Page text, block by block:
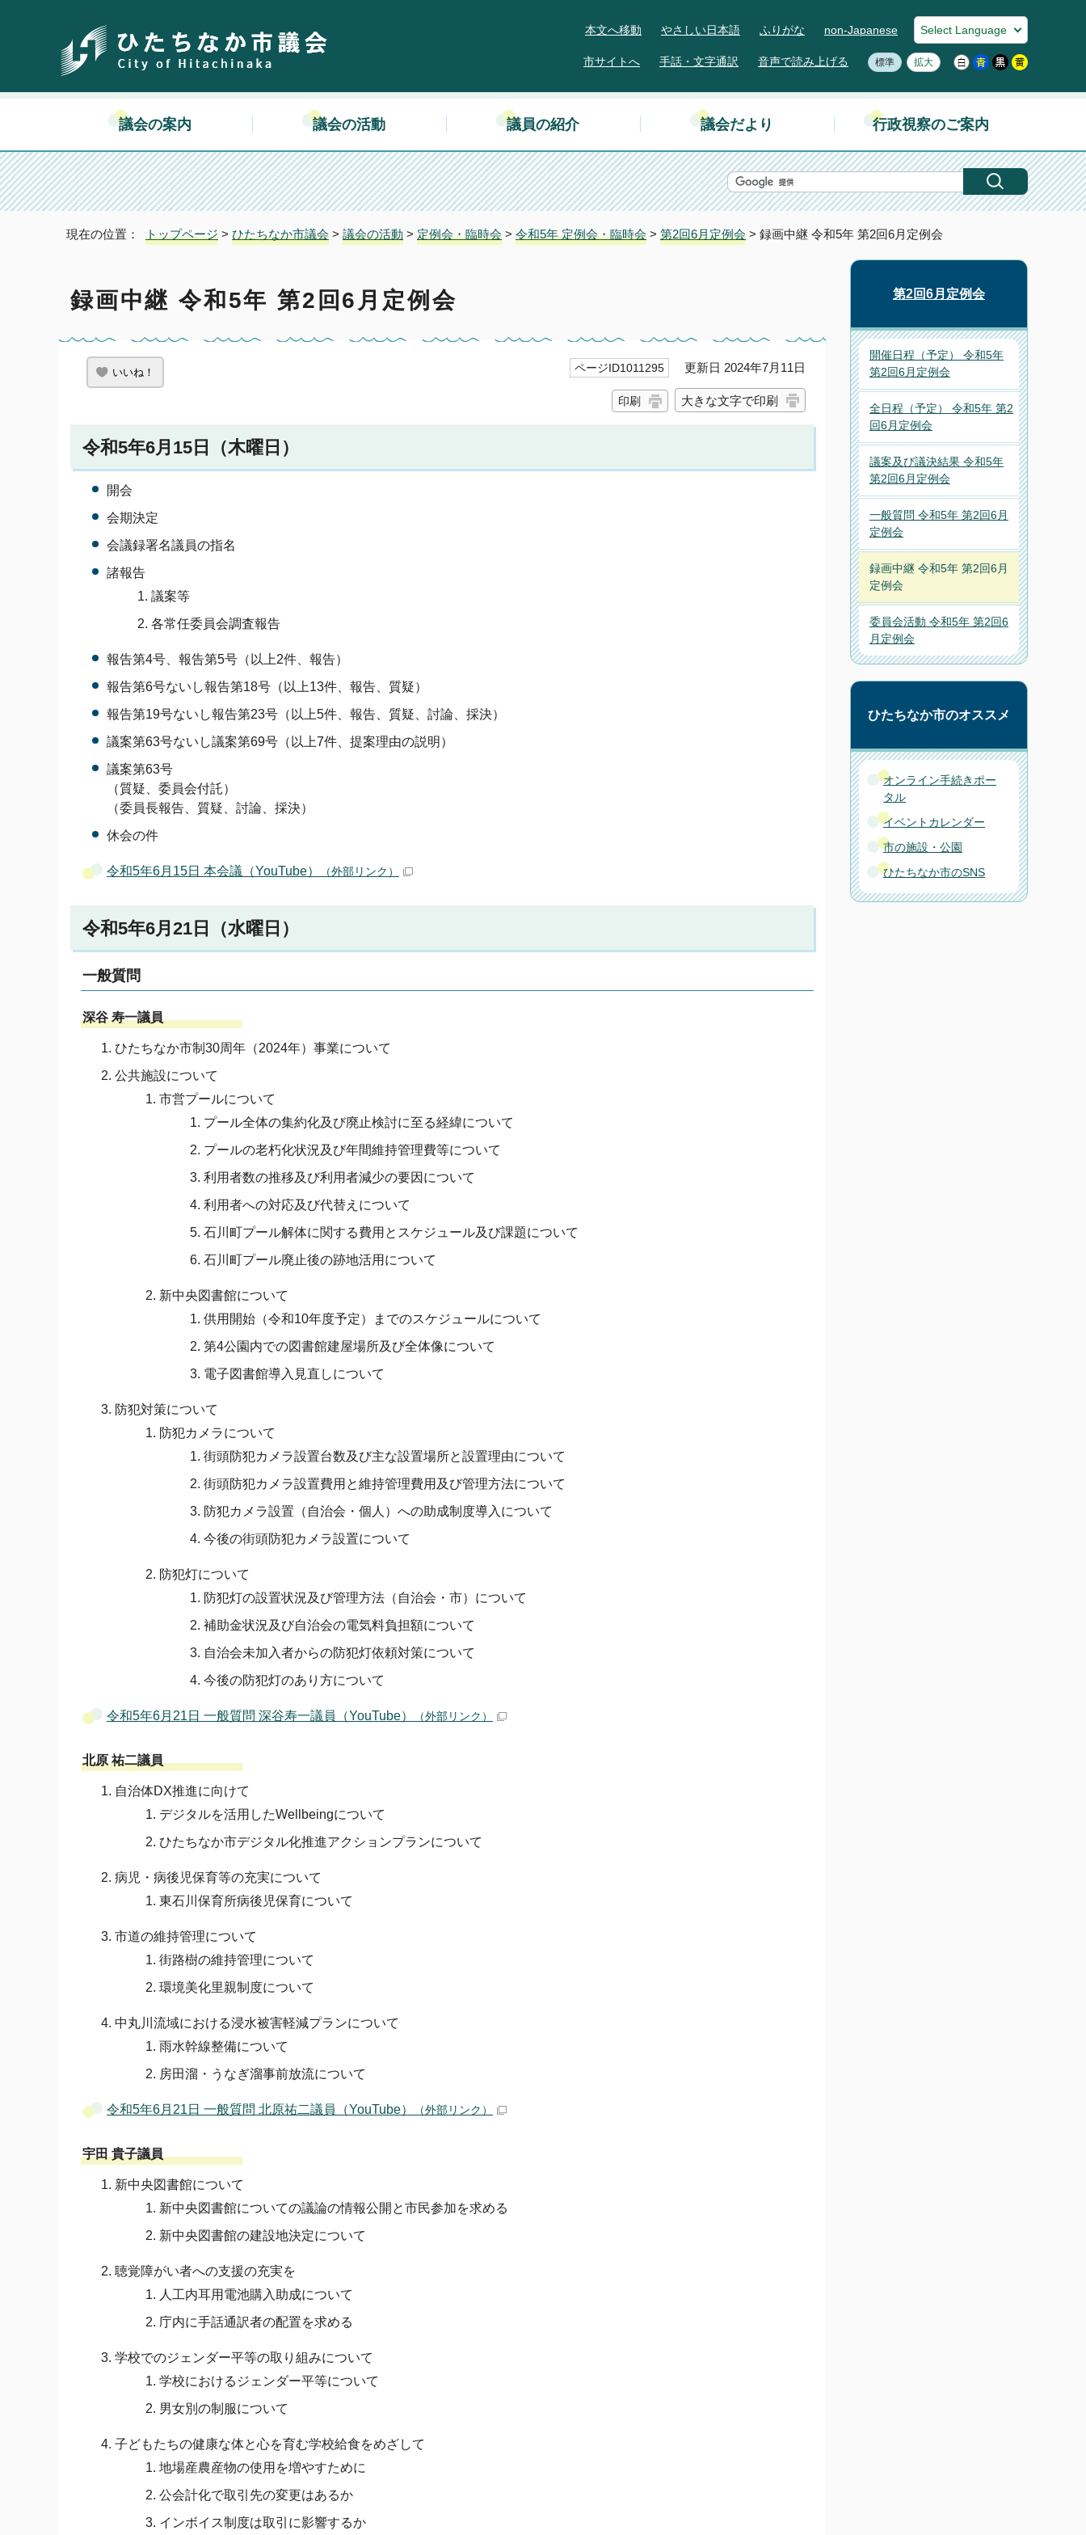
本文へ移動 やさしい日本語 ふりがな non-Japanese
市サイトへ 手話・文字通訳 音声で読み上げる 標準 拡大
議会の案内 議会の活動 議員の紹介 議会だより 行政視察のご案内
現在の位置： トップページ > ひたちなか市議会 > 議会の活動 > 定例会・臨時会 > 令和5年 定例会・臨時会 > 第2回6月定例会 > 録画中継 令和5年 第2回6月定例会
録画中継 令和5年 第2回6月定例会
いいね！ ページID1011295 更新日 2024年7月11日
印刷 大きな文字で印刷
令和5年6月15日（木曜日）
開会
会期決定
会議録署名議員の指名
諸報告
議案等
各常任委員会調査報告
報告第4号、報告第5号（以上2件、報告）
報告第6号ないし報告第18号（以上13件、報告、質疑）
報告第19号ないし報告第23号（以上5件、報告、質疑、討論、採決）
議案第63号ないし議案第69号（以上7件、提案理由の説明）
議案第63号
（質疑、委員会付託）
（委員長報告、質疑、討論、採決）
休会の件
令和5年6月15日 本会議（YouTube） （外部リンク）
令和5年6月21日（水曜日）
一般質問
深谷 寿一議員
ひたちなか市制30周年（2024年）事業について
公共施設について
市営プールについて
プール全体の集約化及び廃止検討に至る経緯について
プールの老朽化状況及び年間維持管理費等について
利用者数の推移及び利用者減少の要因について
利用者への対応及び代替えについて
石川町プール解体に関する費用とスケジュール及び課題について
石川町プール廃止後の跡地活用について
新中央図書館について
供用開始（令和10年度予定）までのスケジュールについて
第4公園内での図書館建屋場所及び全体像について
電子図書館導入見直しについて
防犯対策について
防犯カメラについて
街頭防犯カメラ設置台数及び主な設置場所と設置理由について
街頭防犯カメラ設置費用と維持管理費用及び管理方法について
防犯カメラ設置（自治会・個人）への助成制度導入について
今後の街頭防犯カメラ設置について
防犯灯について
防犯灯の設置状況及び管理方法（自治会・市）について
補助金状況及び自治会の電気料負担額について
自治会未加入者からの防犯灯依頼対策について
今後の防犯灯のあり方について
令和5年6月21日 一般質問 深谷寿一議員（YouTube） （外部リンク）
北原 祐二議員
自治体DX推進に向けて
デジタルを活用したWellbeingについて
ひたちなか市デジタル化推進アクションプランについて
病児・病後児保育等の充実について
東石川保育所病後児保育について
市道の維持管理について
街路樹の維持管理について
環境美化里親制度について
中丸川流域における浸水被害軽減プランについて
雨水幹線整備について
房田溜・うなぎ溜事前放流について
令和5年6月21日 一般質問 北原祐二議員（YouTube） （外部リンク）
宇田 貴子議員
新中央図書館について
新中央図書館についての議論の情報公開と市民参加を求める
新中央図書館の建設地決定について
聴覚障がい者への支援の充実を
人工内耳用電池購入助成について
庁内に手話通訳者の配置を求める
学校でのジェンダー平等の取り組みについて
学校におけるジェンダー平等について
男女別の制服について
子どもたちの健康な体と心を育む学校給食をめざして
地場産農産物の使用を増やすために
公会計化で取引先の変更はあるか
インボイス制度は取引に影響するか
第2回6月定例会
開催日程（予定） 令和5年
第2回6月定例会
全日程（予定） 令和5年 第2
回6月定例会
議案及び議決結果 令和5年
第2回6月定例会
一般質問 令和5年 第2回6月
定例会
録画中継 令和5年 第2回6月
定例会
委員会活動 令和5年 第2回6
月定例会
ひたちなか市のオススメ
オンライン手続きポー
タル
イベントカレンダー
市の施設・公園
ひたちなか市のSNS